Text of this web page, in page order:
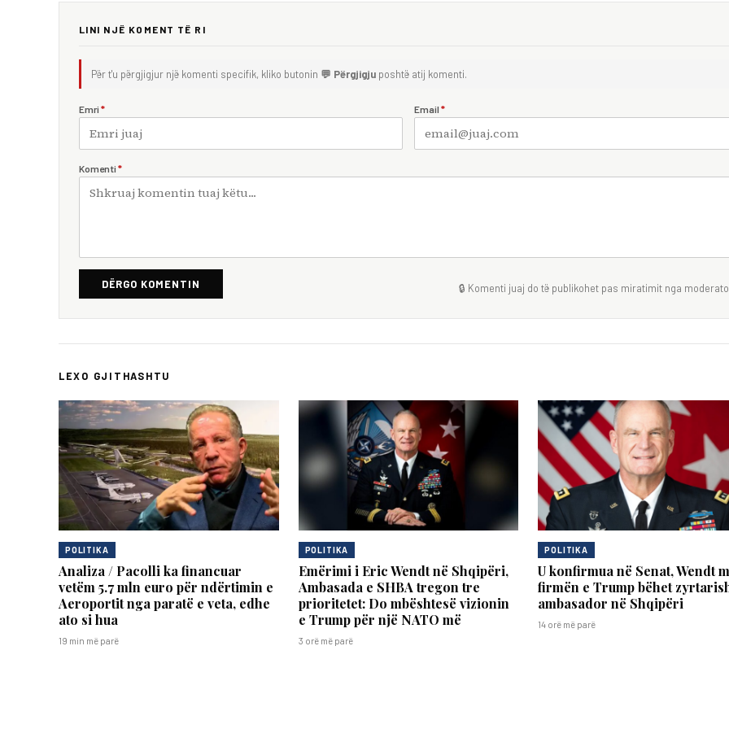
LINI NJË KOMENT TË RI
Për t'u përgjigjur një komenti specifik, kliko butonin 💬 Përgjigju poshtë atij komenti.
Emri * Email *
Komenti *
DËRGO KOMENTIN 🔒 Komenti juaj do të publikohet pas miratimit nga
LEXO GJITHASHTU
POLITIKA
Analiza / Pacolli ka financuar
vetëm 5.7 mln euro për ndërtimin e
Aeroportit nga paratë e veta, edhe
ato si hua
19 min më parë
POLITIKA
Emërimi i Eric Wendt në Shqipëri,
Ambasada e SHBA tregon tre
prioritetet: Do mbështesë vizionin
e Trump për një NATO më
3 orë më parë
POLITIKA
U konfirmua në Senat, Wendt
firmën e Trump bëhet
ambasador në Shqipëri
14 orë më parë